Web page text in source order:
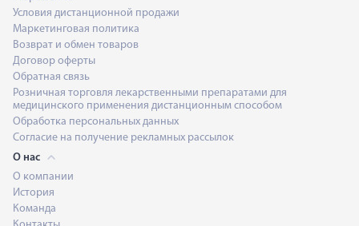
Условия дистанционной продажи
Маркетинговая политика
Возврат и обмен товаров
Договор оферты
Обратная связь
Розничная торговля лекарственными препаратами для
медицинского применения дистанционным способом
Обработка персональных данных
Согласие на получение рекламных рассылок
О нас
О компании
История
Команда